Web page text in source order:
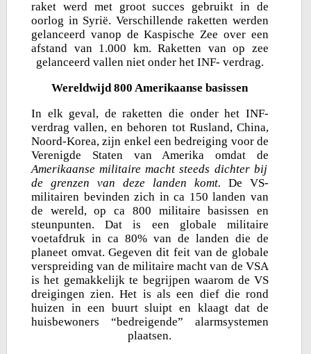
raket werd met groot succes gebruikt in de
oorlog in Syrië. Verschillende raketten werden
gelanceerd vanop de Kaspische Zee over een
afstand van 1.000 km. Raketten van op zee
gelanceerd vallen niet onder het INF- verdrag.
Wereldwijd 800 Amerikaanse basissen
In elk geval, de raketten die onder het INF-
verdrag vallen, en behoren tot Rusland, China,
Noord-Korea, zijn enkel een bedreiging voor de
Verenigde Staten van Amerika omdat de
Amerikaanse militaire macht steeds dichter bij
de grenzen van deze landen komt. De VS-
militairen bevinden zich in ca 150 landen van
de wereld, op ca 800 militaire basissen en
steunpunten. Dat is een globale militaire
voetafdruk in ca 80% van de landen die de
planeet omvat. Gegeven dit feit van de globale
verspreiding van de militaire macht van de VSA
is het gemakkelijk te begrijpen waarom de VS
dreigingen zien. Het is als een dief die rond
huizen in een buurt sluipt en klaagt dat de
huisbewoners “bedreigende” alarmsystemen
plaatsen.